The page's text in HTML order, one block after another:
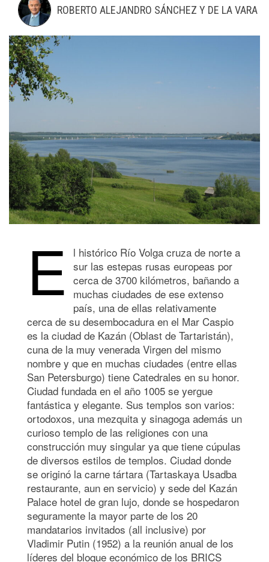
ROBERTO ALEJANDRO SÁNCHEZ Y DE LA VARA
E
l histórico Río Volga cruza de norte a
sur las estepas rusas europeas por
cerca de 3700 kilómetros, bañando a
muchas ciudades de ese extenso
país, una de ellas relativamente
cerca de su desembocadura en el Mar Caspio
es la ciudad de Kazán (Oblast de Tartaristán),
cuna de la muy venerada Virgen del mismo
nombre y que en muchas ciudades (entre ellas
San Petersburgo) tiene Catedrales en su honor.
Ciudad fundada en el año 1005 se yergue
fantástica y elegante. Sus templos son varios:
ortodoxos, una mezquita y sinagoga además un
curioso templo de las religiones con una
construcción muy singular ya que tiene cúpulas
de diversos estilos de templos. Ciudad donde
se originó la carne tártara (Tartaskaya Usadba
restaurante, aun en servicio) y sede del Kazán
Palace hotel de gran lujo, donde se hospedaron
seguramente la mayor parte de los 20
mandatarios invitados (all inclusive) por
Vladimir Putin (1952) a la reunión anual de los
líderes del bloque económico de los BRICS